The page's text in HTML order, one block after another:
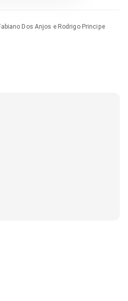
Dos Anjos e Rodrigo Principe